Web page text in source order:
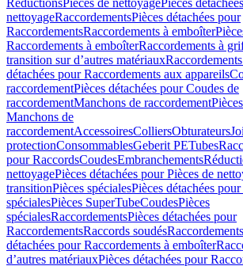
RéductionsPièces de nettoyagePièces
nettoyageRaccordementsPièces détachées pour
RaccordementsRaccordements à emboîter
Raccordements à emboîterRaccordements à
transition sur d’autres matériaux
détachées pour Raccordements aux appareils
raccordementPièces détachées pour Coudes de
raccordementManchons de raccordement
Manchons de
raccordementAccessoiresColliersObturateurs
protectionConsommablesGeberit PETubes
pour RaccordsCoudesEmbranchements
nettoyagePièces détachées pour Pièces de
transitionPièces spécialesPièces détachées
spécialesPièces SuperTubeCoudesPièces
spécialesRaccordementsPièces détachées pour
RaccordementsRaccords soudés
détachées pour Raccordements à emboîter
d’autres matériauxPièces détachées pour